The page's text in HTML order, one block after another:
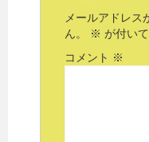
メールアドレス
ん。
※ が付い
コメント ※